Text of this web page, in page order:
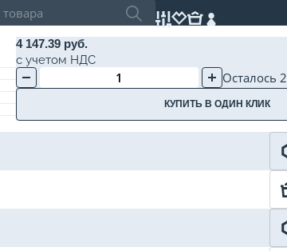
4 147.39 руб.
с учетом НДС
Осталось 2
КУПИТЬ В ОДИН КЛИК